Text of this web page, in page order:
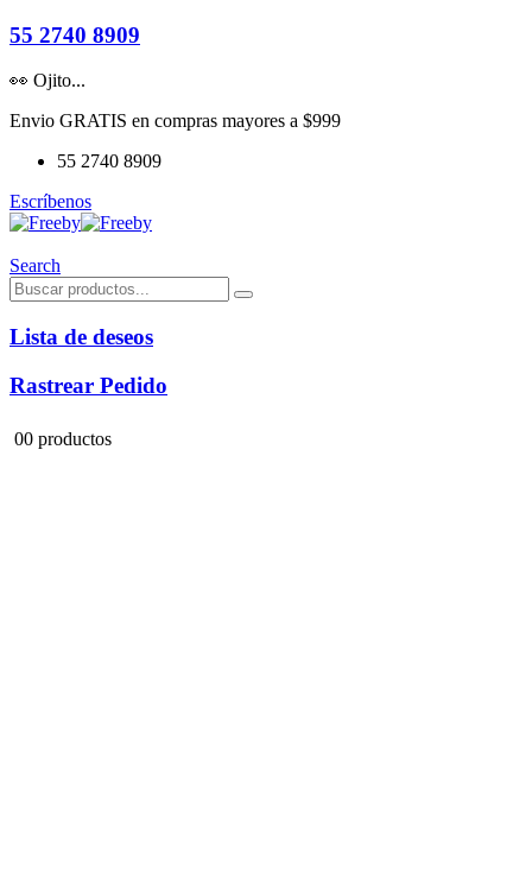
55 2740 8909
👀 Ojito...
Envio GRATIS en compras mayores a $999
55 2740 8909
Escríbenos
Search
Lista de deseos
Rastrear Pedido
00 productos